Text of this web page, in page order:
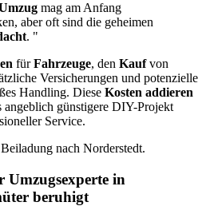
mag am Anfang
aber oft sind die geheimen
. "
fürFahrzeuge, den Kaufvon
Versicherungen und potenzielle
Handling. Diese Kosten addieren
angeblich günstigere DIY-Projekt
Service.
nach Norderstedt.
Umzugsexperte in
beruhigt